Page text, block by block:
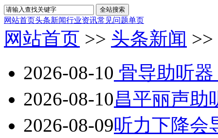
网站首页头条新闻行业资讯常见问题单页
网站首页 >> 头条新闻
2026-08-10 骨导助听
2026-08-10昌平丽声助
2026-08-09听力下降会